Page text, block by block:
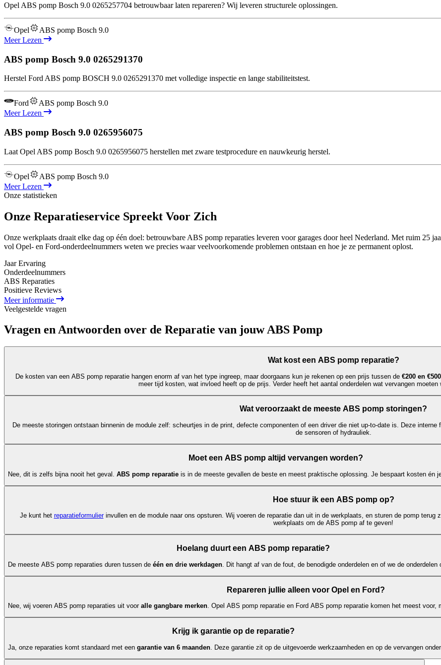
Opel ABS pomp Bosch 9.0 0265257704 betrouwbaar laten repareren? Wij leveren structurele oplossingen.
Opel
ABS pomp Bosch 9.0
Meer Lezen
ABS pomp Bosch 9.0 0265291370
Herstel Ford ABS pomp BOSCH 9.0 0265291370 met volledige inspectie en lange stabiliteitstest.
Ford
ABS pomp Bosch 9.0
Meer Lezen
ABS pomp Bosch 9.0 0265956075
Laat Opel ABS pomp Bosch 9.0 0265956075 herstellen met zware testprocedure en nauwkeurig herstel.
Opel
ABS pomp Bosch 9.0
Meer Lezen
Onze statistieken
Onze Reparatieservice Spreekt Voor Zich
Onze werkplaats draait elke dag op één doel: betrouwbare ABS pomp reparaties leveren voor garages door heel Nederland. Met ruim 25
vol Opel- en Ford-onderdeelnummers weten we precies waar veelvoorkomende problemen ontstaan en hoe je ze permanent oplost.
Jaar Ervaring
Onderdeelnummers
ABS Reparaties
Positieve Reviews
Meer informatie
Veelgestelde vragen
Vragen en Antwoorden over de Reparatie van jouw ABS Pomp
Wat kost een ABS pomp reparatie?
De kosten van een ABS pomp reparatie hangen enorm af van het type ingreep, maar doorgaans kun je rekenen op een prijs tussen de €200 en €500
meer tijd kosten, wat invloed heeft op de prijs. Verder heeft het aantal onderdelen wat vervangen moeten
Wat veroorzaakt de meeste ABS pomp storingen?
De meeste storingen ontstaan binnenin de module zelf: scheurtjes in de print, defecte componenten of een driver die niet up-to-date is. Deze
de sensoren of hydrauliek.
Moet een ABS pomp altijd vervangen worden?
Nee, dit is zelfs bijna nooit het geval. ABS pomp reparatie is in de meeste gevallen de beste en meest praktische oplossing. Je bespaart kosten én
Hoe stuur ik een ABS pomp op?
Je kunt het reparatieformulier invullen en de module naar ons opsturen. Wij voeren de reparatie dan uit in de werkplaats, en sturen de pomp
werkplaats om de ABS pomp af te geven!
Hoelang duurt een ABS pomp reparatie?
De meeste ABS pomp reparaties duren tussen de één en drie werkdagen . Dit hangt af van de fout, de benodigde onderdelen en of we de onderdelen
Repareren jullie alleen voor Opel en Ford?
Nee, wij voeren ABS pomp reparaties uit voor alle gangbare merken. Opel ABS pomp reparatie en Ford ABS pomp reparatie komen het meest
Krijg ik garantie op de reparatie?
Ja, onze reparaties komt standaard met een garantie van 6 maanden . Deze garantie zit op de uitgevoerde werkzaamheden en op de vervangen